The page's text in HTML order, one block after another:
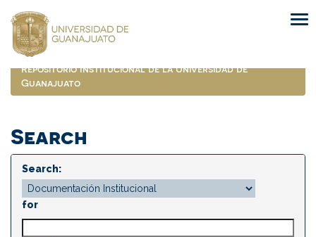
navigation
Repositorio Institucional de la Universidad de
Guanajuato
Search
Search:
for